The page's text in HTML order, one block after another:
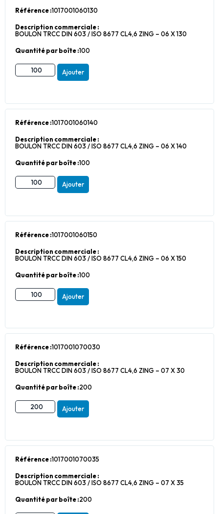
Référence :1017001060130
Description commerciale :
BOULON TRCC DIN 603 / ISO 8677 CL4,6 ZING – 06 X 130
Quantité par boîte :100
Ajouter
Référence :1017001060140
Description commerciale :
BOULON TRCC DIN 603 / ISO 8677 CL4,6 ZING – 06 X 140
Quantité par boîte :100
Ajouter
Référence :1017001060150
Description commerciale :
BOULON TRCC DIN 603 / ISO 8677 CL4,6 ZING – 06 X 150
Quantité par boîte :100
Ajouter
Référence :1017001070030
Description commerciale :
BOULON TRCC DIN 603 / ISO 8677 CL4,6 ZING – 07 X 30
Quantité par boîte :200
Ajouter
Référence :1017001070035
Description commerciale :
BOULON TRCC DIN 603 / ISO 8677 CL4,6 ZING – 07 X 35
Quantité par boîte :200